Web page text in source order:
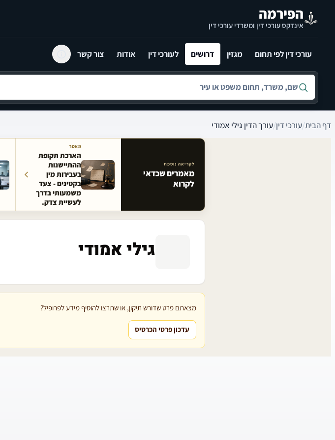
הפירמה
אינדקס עורכי דין ומשרדי עורכי דין
עורכי דין לפי תחום מגזין דרושים לעורכי דין אודות צור קשר
חיפוש לפי שם, משרד, תחום משפט או עיר
דף הבית/עורכי דין/עורך הדין גילי אמודי
מאמרים קשורים באתר
לקריאה נוספת
מאמרים שכדאי
לקרוא
מאמר
הארכת תקופת
ההתיישנות
בעבירות מין
בקטינים - צעד
משמעותי בדרך
לעשיית צדק.
גילי אמודי
מצאתם פרט שדורש תיקון, או שתרצו להוסיף מידע לפרופיל?
עדכון פרטי הכרטיס